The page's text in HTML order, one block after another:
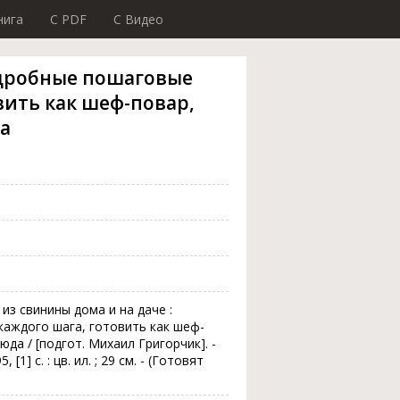
C PDF C Видео
пошаговые
как шеф-повар,
свинины дома и на даче :
шага, готовить как шеф-
/ [подгот. Михаил Григорчик]. -
[1] с. : цв. ил. ; 29 см. - (Готовят